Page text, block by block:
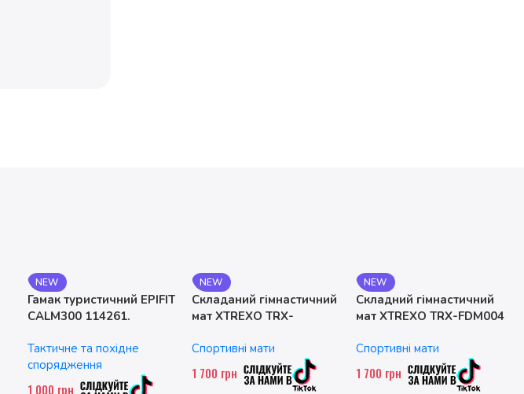
NEW
Гамак туристичний EPIFIT
CALM300 114261.
Тактичне та похідне
спорядження
1 000 грн
NEW
Складаний гімнастичний
мат XTREXO TRX-
Спортивні мати
1 700 грн
NEW
Складний гімнастичний
мат XTREXO TRX-FDM004
Спортивні мати
1 700 грн